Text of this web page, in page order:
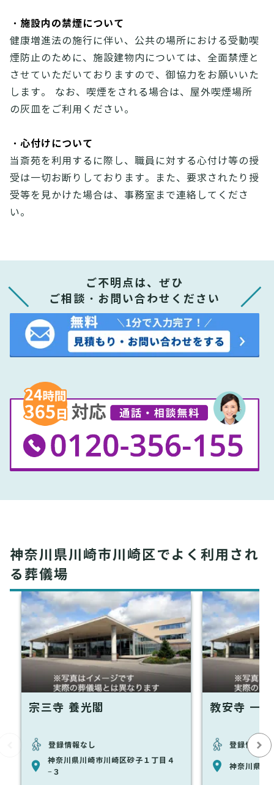
・施設内の禁煙について
健康増進法の施行に伴い、公共の場所における受動喫
煙防止のために、施設建物内については、全面禁煙と
させていただいておりますので、御協力をお願いいた
します。 なお、喫煙をされる場合は、屋外喫煙場所
の灰皿をご利用ください。
・心付けについて
当斎苑を利用するに際し、職員に対する心付け等の授
受は一切お断りしております。また、要求されたり授
受等を見かけた場合は、事務室まで連絡してくださ
い。
ご不明点は、ぜひ
ご相談・お問い合わせください
神奈川県川崎市川崎区でよく利用され
る葬儀場
宗三寺 養光閣
登録情報なし
神奈川県川崎市川崎区砂子１丁目４
−３
教安寺 一
登録情報な
神奈川県川